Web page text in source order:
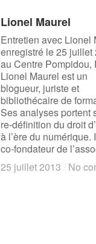
Lionel Maurel
Entretien avec Lionel
enregistré le 25 juillet
au Centre Pompidou,
Lionel Maurel est un
blogueur, juriste et
bibliothécaire de
Ses analyses portent
re-définition du droit
à l’ère du numérique.
co-fondateur de
25 juillet 2013 / No
Lionel Maurel
25 juillet 2013 / No